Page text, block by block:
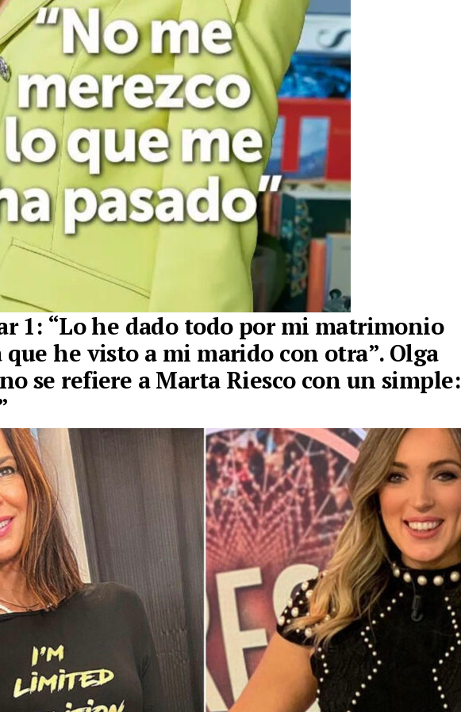
1: “Lo he dado todo por mi matrimonio
que he visto a mi marido con otra”. Olga
se refiere a Marta Riesco con un simple: